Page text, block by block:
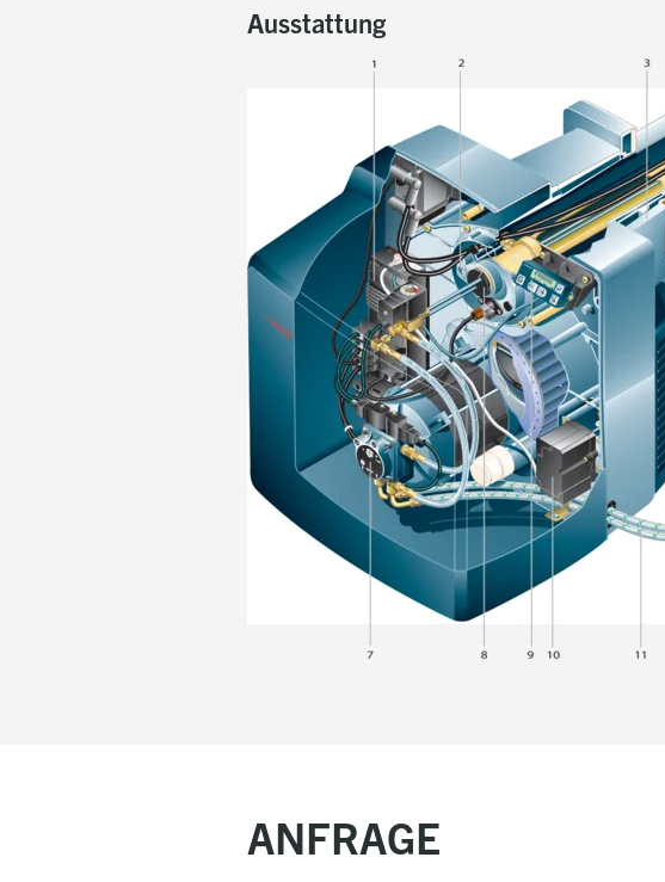
Integrierte Schallhaube
Für die richtige Auswahl von Brennergröße,
Steuerung
Eingebauter digitaler Feuerungsmanager für
Sicherheitsüberwachung mittels Fotozelle
Mit Störstellungsanzeige
Ausstattung
ANFRAGE